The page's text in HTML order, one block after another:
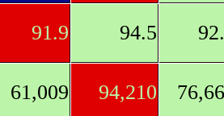
91.9 94.5
61,009 94,210